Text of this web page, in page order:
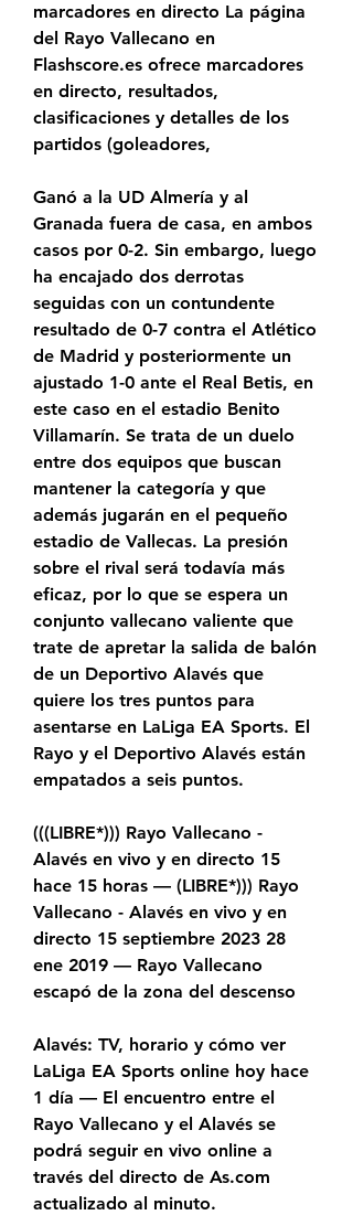
marcadores en directo La página
del Rayo Vallecano en
Flashscore.es ofrece marcadores
en directo, resultados,
clasificaciones y detalles de los
partidos (goleadores,
Ganó a la UD Almería y al
Granada fuera de casa, en ambos
casos por 0-2. Sin embargo, luego
ha encajado dos derrotas
seguidas con un contundente
resultado de 0-7 contra el Atlético
de Madrid y posteriormente un
ajustado 1-0 ante el Real Betis, en
este caso en el estadio Benito
Villamarín. Se trata de un duelo
entre dos equipos que buscan
mantener la categoría y que
además jugarán en el pequeño
estadio de Vallecas. La presión
sobre el rival será todavía más
eficaz, por lo que se espera un
conjunto vallecano valiente que
trate de apretar la salida de balón
de un Deportivo Alavés que
quiere los tres puntos para
asentarse en LaLiga EA Sports. El
Rayo y el Deportivo Alavés están
empatados a seis puntos.
(((LIBRE*))) Rayo Vallecano -
Alavés en vivo y en directo 15
hace 15 horas — (LIBRE*))) Rayo
Vallecano - Alavés en vivo y en
directo 15 septiembre 2023 28
ene 2019 — Rayo Vallecano
escapó de la zona del descenso
Alavés: TV, horario y cómo ver
LaLiga EA Sports online hoy hace
1 día — El encuentro entre el
Rayo Vallecano y el Alavés se
podrá seguir en vivo online a
través del directo de As.com
actualizado al minuto.